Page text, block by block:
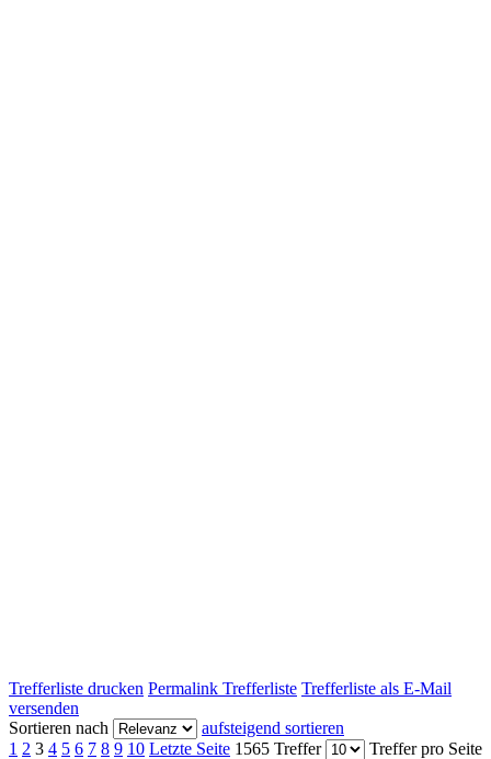
Trefferliste drucken Permalink Trefferliste Trefferliste als E-Mail
versenden
Sortieren nach
aufsteigend sortieren
1 2 3 4 5 6 7 8 9 10 Letzte Seite 1565 Treffer Treffer pro Seite